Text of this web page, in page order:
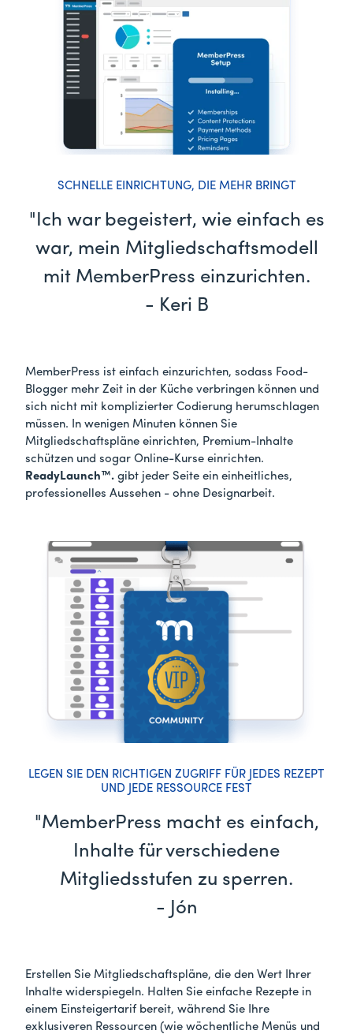
SCHNELLE EINRICHTUNG, DIE MEHR BRINGT
"Ich war begeistert, wie einfach es
war, mein Mitgliedschaftsmodell
mit MemberPress einzurichten.
- Keri B
MemberPress ist einfach einzurichten, sodass Food-
Blogger mehr Zeit in der Küche verbringen können und
sich nicht mit komplizierter Codierung herumschlagen
müssen. In wenigen Minuten können Sie
Mitgliedschaftspläne einrichten, Premium-Inhalte
schützen und sogar Online-Kurse einrichten.
ReadyLaunch™. gibt jeder Seite ein einheitliches,
professionelles Aussehen - ohne Designarbeit.
LEGEN SIE DEN RICHTIGEN ZUGRIFF FÜR JEDES REZEPT
UND JEDE RESSOURCE FEST
"MemberPress macht es einfach,
Inhalte für verschiedene
Mitgliedsstufen zu sperren.
- Jón
Erstellen Sie Mitgliedschaftspläne, die den Wert Ihrer
Inhalte widerspiegeln. Halten Sie einfache Rezepte in
einem Einsteigertarif bereit, während Sie Ihre
exklusiveren Ressourcen (wie wöchentliche Menüs und